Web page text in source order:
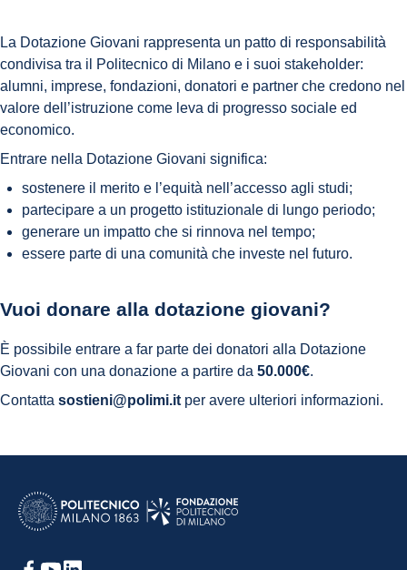
La Dotazione Giovani rappresenta un patto di responsabilità
condivisa tra il Politecnico di Milano e i suoi stakeholder:
alumni, imprese, fondazioni, donatori e partner che credono nel
valore dell’istruzione come leva di progresso sociale ed
economico.
Entrare nella Dotazione Giovani significa:
sostenere il merito e l’equità nell’accesso agli studi;
partecipare a un progetto istituzionale di lungo periodo;
generare un impatto che si rinnova nel tempo;
essere parte di una comunità che investe nel futuro.
Vuoi donare alla dotazione giovani?
È possibile entrare a far parte dei donatori alla Dotazione
Giovani con una donazione a partire da 50.000€.
Contatta sostieni@polimi.it per avere ulteriori informazioni.